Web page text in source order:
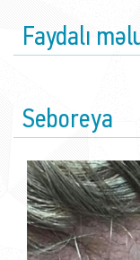
Faydalı
Seboreya